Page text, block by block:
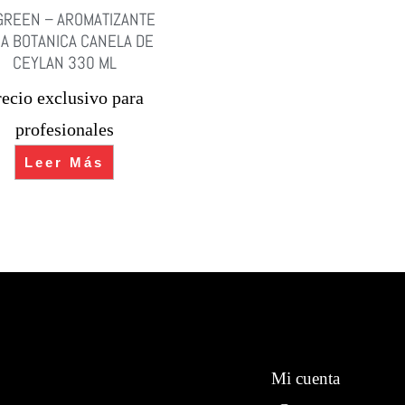
– AROMATIZANTE
BOTANICA CANELA DE
CEYLAN 330 ML
exclusivo para
profesionales
Leer Más
Mi cuenta